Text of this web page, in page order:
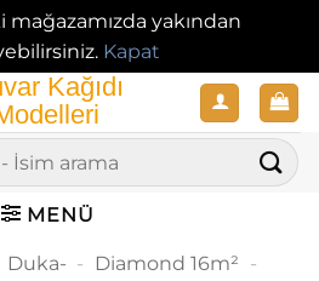
yakından
Kapat
MENÜ
Duka- - Diamond 16m² -